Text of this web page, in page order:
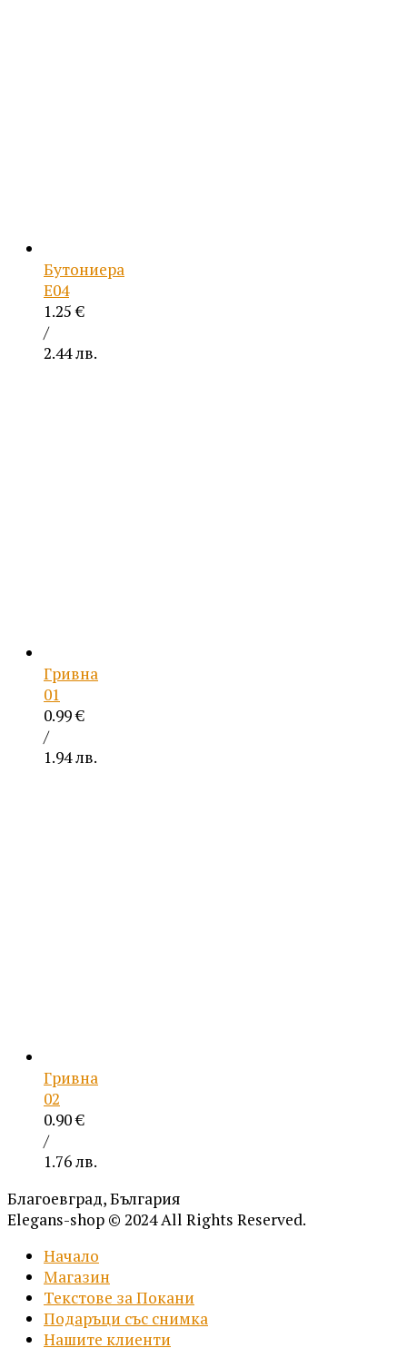
Бутониера
Е04
1.25€
/
2.44 лв.
Гривна
01
0.99€
/
1.94 лв.
Гривна
02
0.90€
/
1.76 лв.
Благоевград, България
Elegans-shop © 2024 All Rights Reserved.
Начало
Магазин
Текстове за Покани
Подаръци със снимка
Нашите клиенти